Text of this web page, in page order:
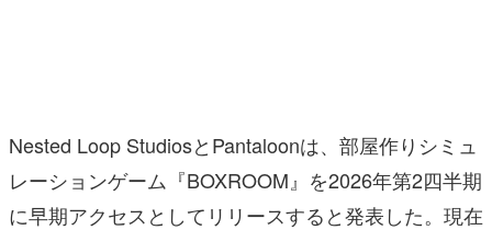
その他
電ファミニコゲーマーとは？
Nested Loop StudiosとPantaloonは、部屋作りシミュ
レーションゲーム『BOXROOM』を2026年第2四半期
に早期アクセスとしてリリースすると発表した。現在